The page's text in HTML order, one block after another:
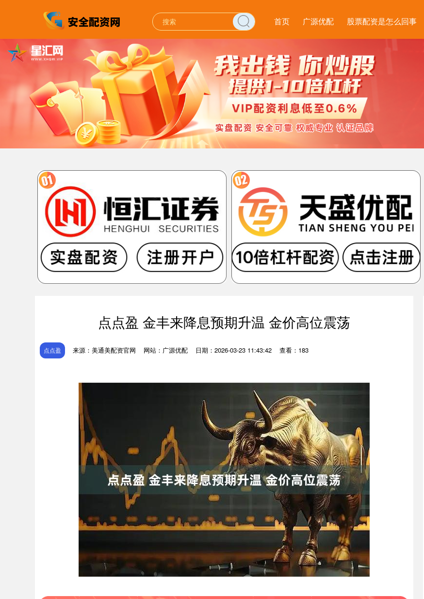
首页 广源优配 股票配资是怎么回事
点点盈 金丰来降息预期升温 金价高位震荡
点点盈 来源：美通美配资官网 网站：广源优配 日期：2026-03-23 11:43:42 查看：183